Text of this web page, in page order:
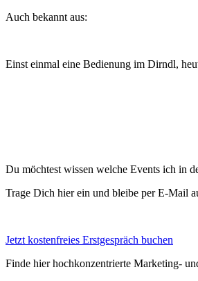
Auch bekannt aus:
Einst einmal eine Bedienung im Dirndl,
Du möchtest wissen welche Events ich in
Trage Dich hier ein und bleibe per E-Mail
Jetzt kostenfreies Erstgespräch buchen
Finde hier hochkonzentrierte Marketing-